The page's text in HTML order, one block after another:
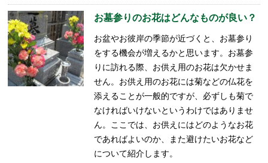
お墓参りのお花はどんなものが良い？
お盆やお彼岸の季節が近づくと、お墓参り
をする機会が増えるかと思います。お墓参
りに訪れる際、お供え用のお花は欠かせま
せん。お供え用のお花には菊などの仏花を
添えることが一般的ですが、必ずしも菊で
なければいけないというわけではありませ
ん。ここでは、お供えにはどのようなお花
であればよいのか、また避けたいお花など
について紹介します。